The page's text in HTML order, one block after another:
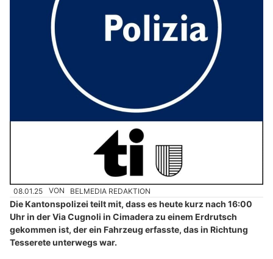
08.01.25 VON BELMEDIA REDAKTION
Die Kantonspolizei teilt mit, dass es heute kurz nach 16:00
Uhr in der Via Cugnoli in Cimadera zu einem Erdrutsch
gekommen ist, der ein Fahrzeug erfasste, das in Richtung
Tesserete unterwegs war.